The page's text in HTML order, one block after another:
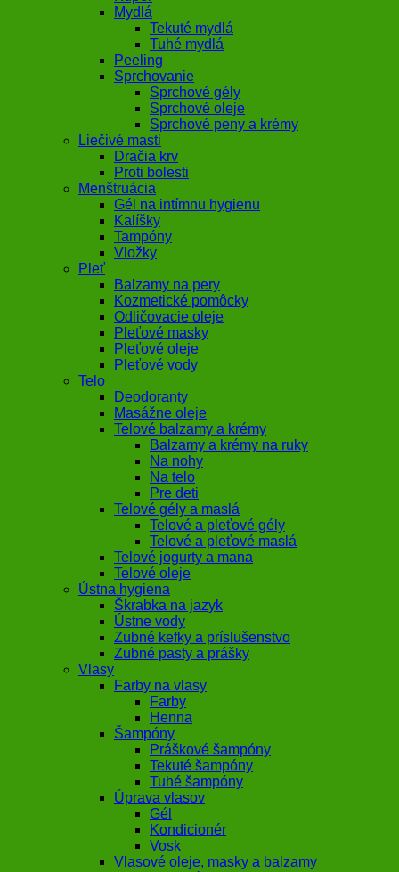
Mydlá
Tekuté mydlá
Tuhé mydlá
Peeling
Sprchovanie
Sprchové gély
Sprchové oleje
Sprchové peny a krémy
Liečivé masti
Dračia krv
Proti bolesti
Menštruácia
Gél na intímnu hygienu
Kalíšky
Tampóny
Vložky
Pleť
Balzamy na pery
Kozmetické pomôcky
Odličovacie oleje
Pleťové masky
Pleťové oleje
Pleťové vody
Telo
Deodoranty
Masážne oleje
Telové balzamy a krémy
Balzamy a krémy na ruky
Na nohy
Na telo
Pre deti
Telové gély a maslá
Telové a pleťové gély
Telové a pleťové maslá
Telové jogurty a mana
Telové oleje
Ústna hygiena
Škrabka na jazyk
Ústne vody
Zubné kefky a príslušenstvo
Zubné pasty a prášky
Vlasy
Farby na vlasy
Farby
Henna
Šampóny
Práškové šampóny
Tekuté šampóny
Tuhé šampóny
Úprava vlasov
Gél
Kondicionér
Vosk
Vlasové oleje, masky a balzamy